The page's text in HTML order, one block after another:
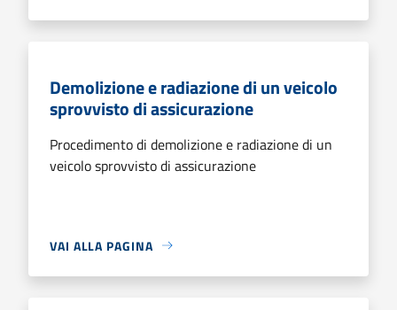
Demolizione e radiazione di un veicolo
sprovvisto di assicurazione
Procedimento di demolizione e radiazione di un
veicolo sprovvisto di assicurazione
VAI ALLA PAGINA